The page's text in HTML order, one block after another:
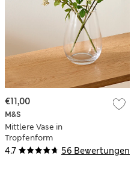
4.7 56 Bewertungen
M&S
Mittlere Vase in
Tropfenform
€11,00